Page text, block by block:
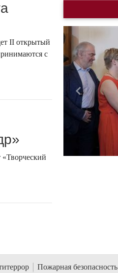
II открытый
с
Назад
Пожарная безопасность